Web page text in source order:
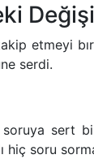
etmeyi
serdi.
soruya
soru